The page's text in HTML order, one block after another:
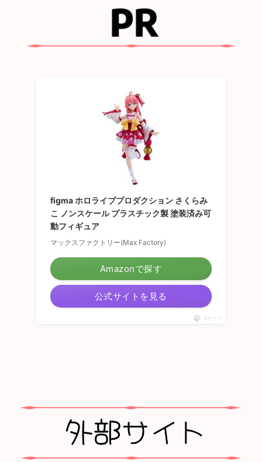
figma ホロライブプロダクション さくらみ
こ ノンスケール プラスチック製 塗装済み可
動フィギュア
マックスファクトリー(Max Factory)
Amazonで探す
公式サイトを見る
ポチップ